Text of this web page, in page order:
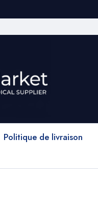
Politique de livraison